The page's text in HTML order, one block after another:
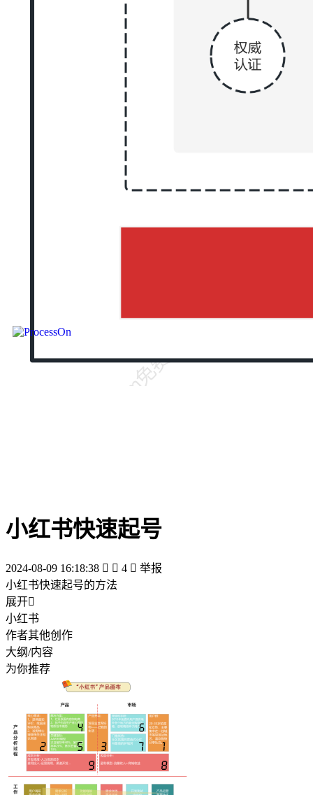
小红书快速起号
2024-08-09 16:18:38   4  举报
小红书快速起号的方法
展开
小红书
作者其他创作
大纲/内容
为你推荐